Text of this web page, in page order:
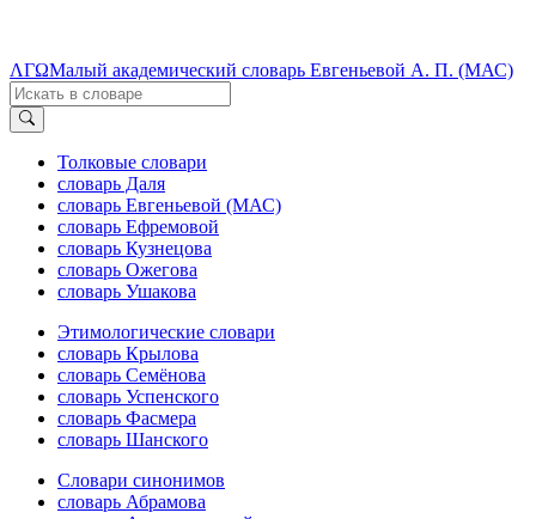
ΛΓΩМалый академический словарь Евгеньевой А. П. (МАС)
Толковые словари
словарь Даля
словарь Евгеньевой (МАС)
словарь Ефремовой
словарь Кузнецова
словарь Ожегова
словарь Ушакова
Этимологические словари
словарь Крылова
словарь Семёнова
словарь Успенского
словарь Фасмера
словарь Шанского
Словари синонимов
словарь Абрамова